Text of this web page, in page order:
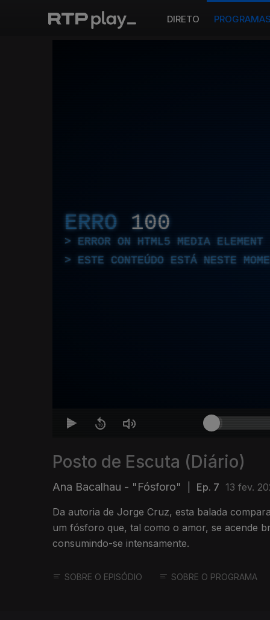
DIRETO PROGRAMAS
ERRO 100
ERROR ON HTML5 MEDIA ELEMENT
ESTE CONTEÚDO ESTÁ NESTE
Posto de Escuta (Diário)
Ana Bacalhau - "Fósforo" Ep. 7 13 fev.
Da autoria de Jorge Cruz, esta balada
um fósforo que, tal como o amor, se acende
consumindo-se intensamente.
SOBRE O EPISÓDIO SOBRE O PROGRAMA